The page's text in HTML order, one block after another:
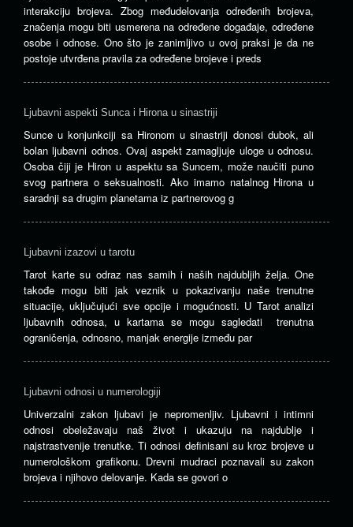
interakciju brojeva. Zbog međudelovanja određenih brojeva,
značenja mogu biti usmerena na određene događaje, određene
osobe i odnose. Ono što je zanimljivo u ovoj praksi je da ne
postoje utvrđena pravila za određene brojeve i preds
Ljubavni aspekti Sunca i Hirona u sinastriji
Sunce u konjunkciji sa Hironom u sinastriji donosi dubok, ali
bolan ljubavni odnos. Ovaj aspekt zamagljuje uloge u odnosu.
Osoba čiji je Hiron u aspektu sa Suncem, može naučiti puno
svog partnera o seksualnosti. Ako imamo natalnog Hirona u
saradnji sa drugim planetama iz partnerovog g
Ljubavni izazovi u tarotu
Tarot karte su odraz nas samih i naših najdubljih želja. One
takođe mogu biti jak veznik u pokazivanju naše trenutne
situacije, uključujući sve opcije i mogućnosti. U Tarot analizi
ljubavnih odnosa, u kartama se mogu sagledati trenutna
ograničenja, odnosno, manjak energije između par
Ljubavni odnosi u numerologiji
Univerzalni zakon ljubavi je nepromenljiv. Ljubavni i intimni
odnosi obeležavaju naš život i ukazuju na najdublje i
najstrastvenije trenutke. Ti odnosi definisani su kroz brojeve u
numerološkom grafikonu. Drevni mudraci poznavali su zakon
brojeva i njihovo delovanje. Kada se govori o